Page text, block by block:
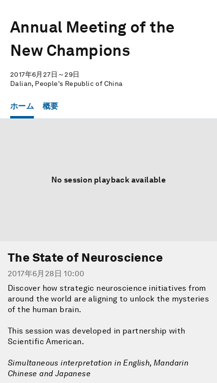
Annual Meeting of the
New Champions
2017年6月27日～29日
Dalian, People's Republic of China
ホーム 概要
No session playback available
The State of Neuroscience
2017年6月28日 10:00
Discover how strategic neuroscience initiatives from
around the world are aligning to unlock the mysteries
of the human brain.
This session was developed in partnership with
Scientific American.
Simultaneous interpretation in English, Mandarin
Chinese and Japanese